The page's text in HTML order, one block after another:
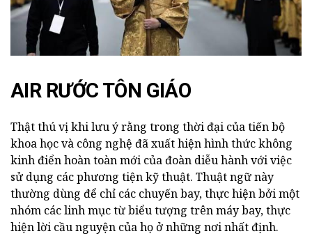
AIR RƯỚC TÔN GIÁO
Thật thú vị khi lưu ý rằng trong thời đại của tiến bộ
khoa học và công nghệ đã xuất hiện hình thức không
kinh điển hoàn toàn mới của đoàn diễu hành với việc
sử dụng các phương tiện kỹ thuật. Thuật ngữ này
thường dùng để chỉ các chuyến bay, thực hiện bởi một
nhóm các linh mục từ biểu tượng trên máy bay, thực
hiện lời cầu nguyện của họ ở những nơi nhất định.